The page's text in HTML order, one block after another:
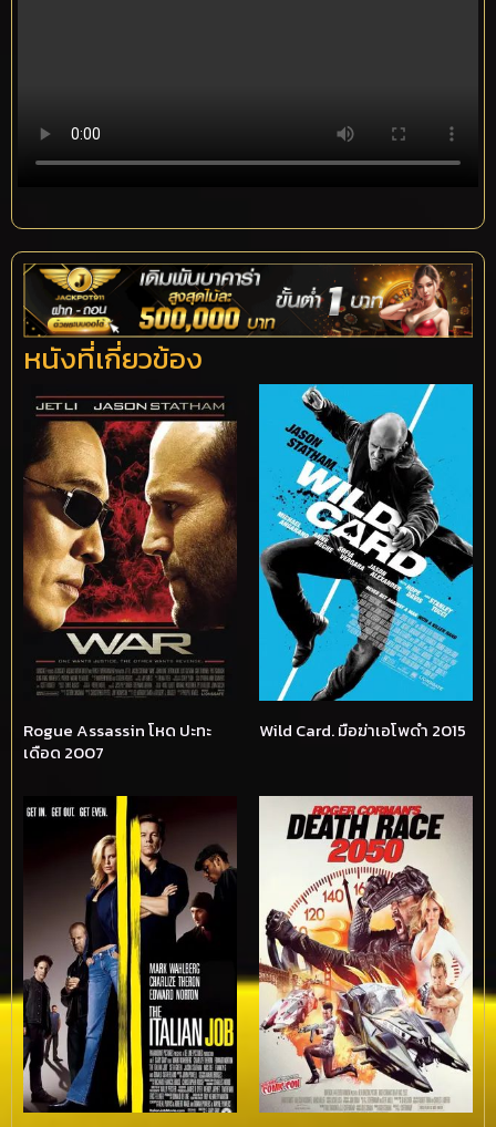
หนังที่เกี่ยวข้อง
Rogue Assassin โหด ปะทะ
เดือด 2007
Wild Card. มือฆ่าเอโพดำ 2015